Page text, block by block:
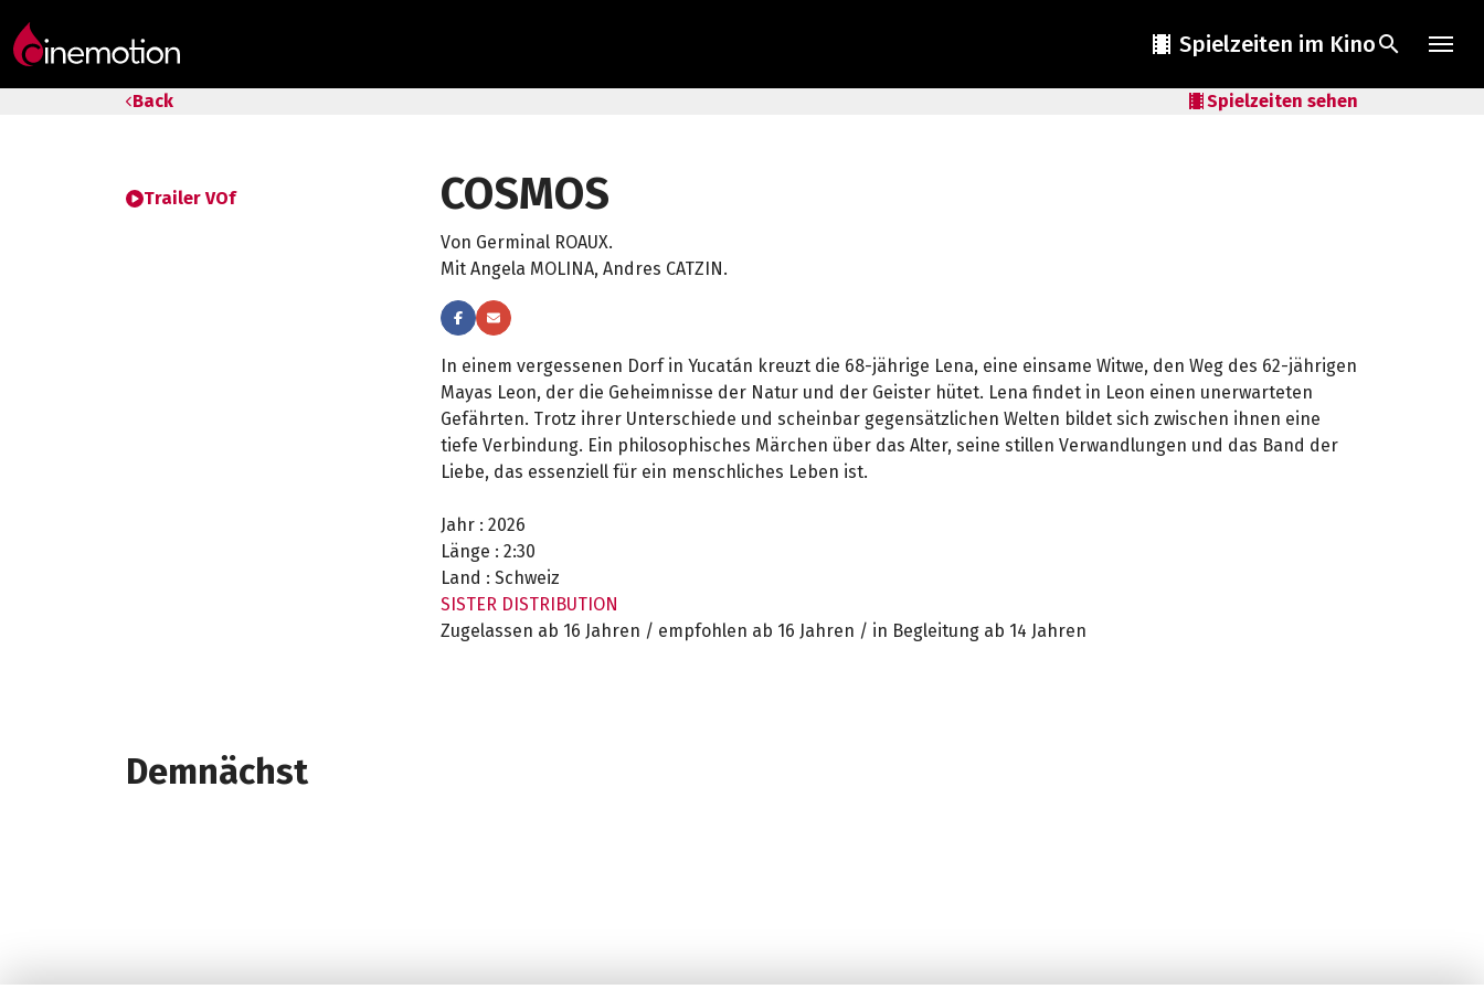
local_movies Spielzeiten im Kinosearch
Back local_movies Spielzeiten sehen
Trailer VOf COSMOS
Von Germinal ROAUX.
Mit Angela MOLINA, Andres CATZIN.
In einem vergessenen Dorf in Yucatán kreuzt die 68-jährige Lena, eine einsame Witwe, den Weg des 62-jährigen
Mayas Leon, der die Geheimnisse der Natur und der Geister hütet. Lena findet in Leon einen unerwarteten
Gefährten. Trotz ihrer Unterschiede und scheinbar gegensätzlichen Welten bildet sich zwischen ihnen eine
tiefe Verbindung. Ein philosophisches Märchen über das Alter, seine stillen Verwandlungen und das Band der
Liebe, das essenziell für ein menschliches Leben ist.
Jahr : 2026
Länge : 2:30
Land : Schweiz
SISTER DISTRIBUTION
Zugelassen ab 16 Jahren / empfohlen ab 16 Jahren / in Begleitung ab 14 Jahren
Demnächst
Geschenk-Gutschein